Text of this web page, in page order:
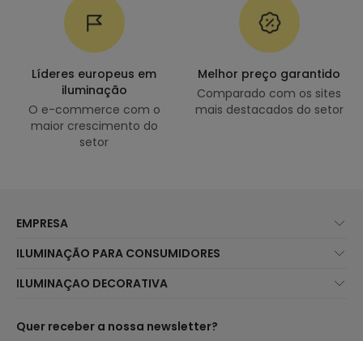
Líderes europeus em
iluminação
O e-commerce com o
maior crescimento do
setor
Melhor preço garantido
Comparado com os sites
mais destacados do setor
EMPRESA
Atendimento ao Cliente
Métodos de Envio
É Profissional?
ILUMINAÇÃO PARA CONSUMIDORES
Marcas
Calculadora
ILUMINAÇAO DECORATIVA
Tendências
Quer receber a nossa newsletter?